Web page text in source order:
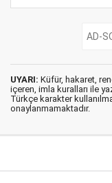
UYARI: Küfür, hakaret,
içeren, imla kuralları ile
Türkçe karakter
onaylanmamaktadır.